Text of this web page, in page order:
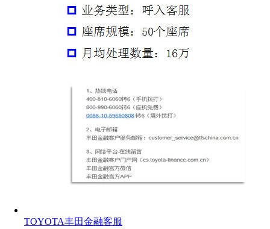
TOYOTA丰田金融客服